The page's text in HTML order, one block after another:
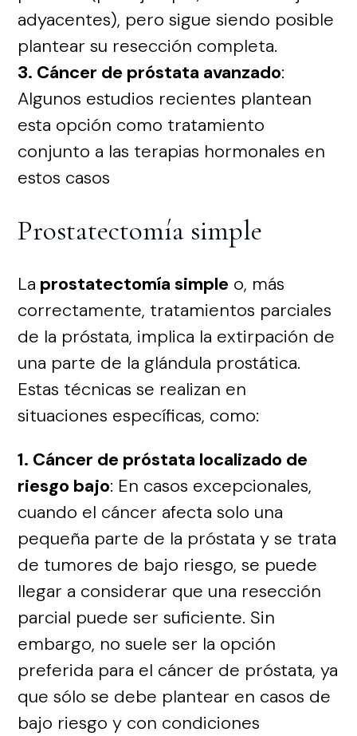
adyacentes), pero sigue siendo posible
plantear su resección completa.
3. Cáncer de próstata avanzado:
Algunos estudios recientes plantean
esta opción como tratamiento
conjunto a las terapias hormonales en
estos casos
Prostatectomía simple
La prostatectomía simple o, más
correctamente, tratamientos parciales
de la próstata, implica la extirpación de
una parte de la glándula prostática.
Estas técnicas se realizan en
situaciones específicas, como:
1. Cáncer de próstata localizado de
riesgo bajo: En casos excepcionales,
cuando el cáncer afecta solo una
pequeña parte de la próstata y se trata
de tumores de bajo riesgo, se puede
llegar a considerar que una resección
parcial puede ser suficiente. Sin
embargo, no suele ser la opción
preferida para el cáncer de próstata, ya
que sólo se debe plantear en casos de
bajo riesgo y con condiciones